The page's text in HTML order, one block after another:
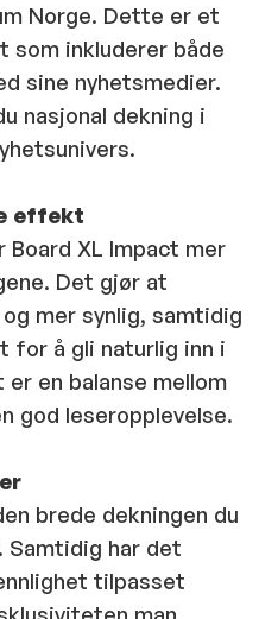
Norge. Dette er et
som inkluderer både
sine nyhetsmedier.
nasjonal dekning i
effekt
XL Impact mer
Det gjør at
mer synlig, samtidig
for å gli naturlig inn i
en balanse mellom
god leseropplevelse.
brede dekningen du
har det
tilpasset